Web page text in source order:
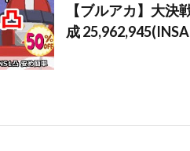
【ブルアカ】大決
成